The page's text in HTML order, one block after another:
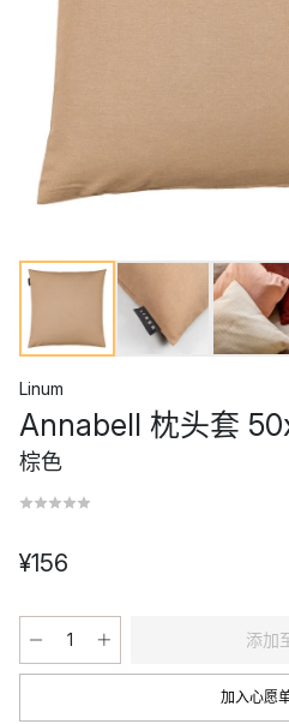
Linum
Annabell 枕头套
棕色
¥156
添加
加入心愿